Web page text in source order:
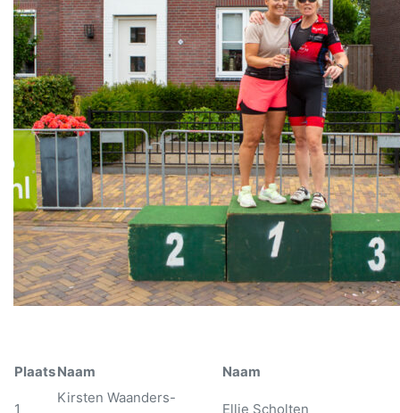
PlaatsNaam Naam
1
Kirsten Waanders-
Ellie Scholten